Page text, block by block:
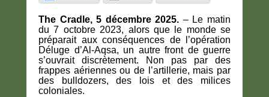
The Cradle, 5 décembre 2025. – Le matin
du 7 octobre 2023, alors que le monde se
préparait aux conséquences de l’opération
Déluge d’Al-Aqsa, un autre front de guerre
s’ouvrait discrètement. Non pas par des
frappes aériennes ou de l’artillerie, mais par
des bulldozers, des lois et des milices
coloniales.